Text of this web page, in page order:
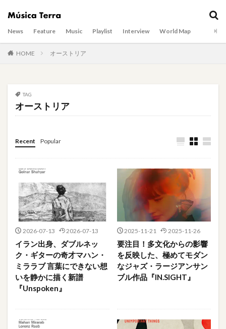
News Feature Music Playlist Interview World Map
HOME オーストリア
TAG
オーストリア
Recent Popular
2026-07-13 2026-07-13
イラン出身、ダブルネッ
ク・ギターの奇才マハン・
ミララブ 言葉にできない想
いを静かに描く新譜
『Unspoken』
2025-11-21 2025-11-26
要注目！多文化からの影響
を反映した、極めてモダン
なジャズ・ラージアンサン
ブル作品『IN.SIGHT』